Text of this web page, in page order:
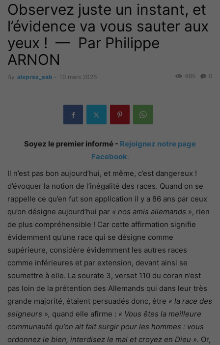
Observez juste un instant, et
l’évidence va vous sauter aux
yeux ! — Par Philippe
ARNON
By alxprss_sab - 10 mars 2026 0
485
Soyez le premier informé - Rejoignez notre page
Facebook.
Il n’est pas bon aujourd’hui, et même, c’est dangereux !
d’évoquer la notion de l’inégalité des races. Quand on se
rappelle ce qu’en fut son application il y a 86 ans par ceux
qu’on désigne aujourd’hui par « nos amis allemands », rien
de plus compréhensible ! Car cette affirmation signifie
évidemment qu’une race qui se désigne comme
supérieure, considère évidemment les autres races
comme inférieures et par extension, devant ainsi se
soumettre à elle. La sourate 3, verset 110 du coran n’est
pas loin de la prétention des Allemands qui dans leur très
grande majorité, étaient persuadés donc, être « la race des
seigneurs », quand elle afirme : « Vous êtes la meilleure
communauté qu’on ait fait surgir pour les hommes : vous
ordonnez le bien, interdisez le mal et croyez en Dieu ». Or,